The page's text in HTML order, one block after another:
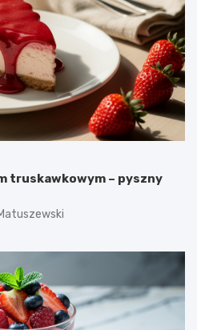
truskawkowym – pyszny